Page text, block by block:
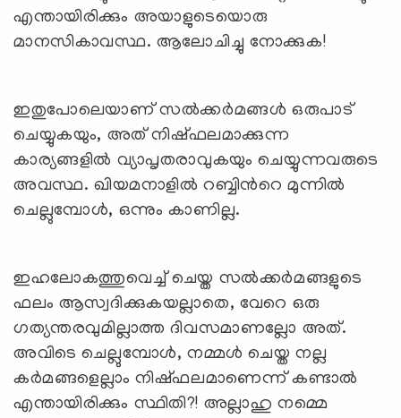
എന്തായിരിക്കും അയാളുടെയൊരു
മാനസികാവസ്ഥ. ആലോചിച്ചു നോക്കുക!
ഇതുപോലെയാണ് സല്‍ക്കര്‍മങ്ങള്‍ ഒരുപാട്
ചെയ്യുകയും, അത് നിഷ്ഫലമാക്കുന്ന
കാര്യങ്ങളില്‍ വ്യാപൃതരാവുകയും ചെയ്യുന്നവരുടെ
അവസ്ഥ. ഖിയമനാളില്‍ റബ്ബിന്‍റെ മുന്നില്‍
ചെല്ലുമ്പോള്‍, ഒന്നും കാണില്ല.
ഇഹലോകത്തുവെച്ച് ചെയ്ത സല്‍ക്കര്‍മങ്ങളുടെ
ഫലം ആസ്വദിക്കുകയല്ലാതെ, വേറെ ഒരു
ഗത്യന്തരവുമില്ലാത്ത ദിവസമാണല്ലോ അത്.
അവിടെ ചെല്ലുമ്പോള്‍, നമ്മള്‍ ചെയ്ത നല്ല
കര്‍മങ്ങളെല്ലാം നിഷ്ഫലമാണെന്ന് കണ്ടാല്‍
എന്തായിരിക്കും സ്ഥിതി?! അല്ലാഹു നമ്മെ